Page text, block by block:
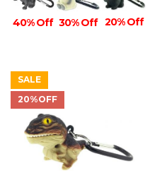
40% Off 30% Off 20% Off
SALE
20%OFF